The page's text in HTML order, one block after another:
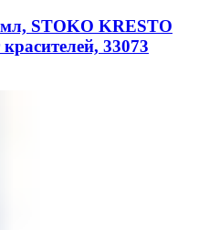
STOKO KRESTO
33073